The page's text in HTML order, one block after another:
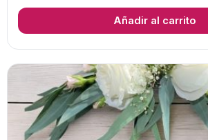
Añadir al carrito